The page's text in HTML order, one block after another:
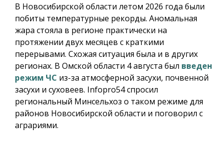
В Новосибирской области летом 2026 года были
побиты температурные рекорды. Аномальная
жара стояла в регионе практически на
протяжении двух месяцев с краткими
перерывами. Схожая ситуация была и в других
регионах. В Омской области 4 августа был введен
режим ЧС из-за атмосферной засухи, почвенной
засухи и суховеев. Infopro54спросил
региональный Минсельхоз о таком режиме для
районов Новосибирской области и поговорил с
аграриями.